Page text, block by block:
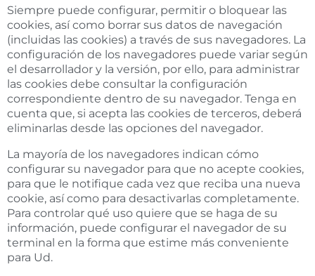
Siempre puede configurar, permitir o bloquear las
cookies, así como borrar sus datos de navegación
(incluidas las cookies) a través de sus navegadores. La
configuración de los navegadores puede variar según
el desarrollador y la versión, por ello, para administrar
las cookies debe consultar la configuración
correspondiente dentro de su navegador. Tenga en
cuenta que, si acepta las cookies de terceros, deberá
eliminarlas desde las opciones del navegador.
La mayoría de los navegadores indican cómo
configurar su navegador para que no acepte cookies,
para que le notifique cada vez que reciba una nueva
cookie, así como para desactivarlas completamente.
Para controlar qué uso quiere que se haga de su
información, puede configurar el navegador de su
terminal en la forma que estime más conveniente
para Ud.